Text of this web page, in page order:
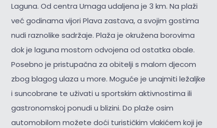
Laguna. Od centra Umaga udaljena je 3 km. Na plaži
već godinama vijori Plava zastava, a svojim gostima
nudi raznolike sadržaje. Plaža je okružena borovima
dok je laguna mostom odvojena od ostatka obale.
Posebno je pristupačna za obitelji s malom djecom
zbog blagog ulaza u more. Moguće je unajmiti ležaljke
i suncobrane te uživati u sportskim aktivnostima ili
gastronomskoj ponudi u blizini. Do plaže osim
automobilom možete doći turističkim vlakićem koji je